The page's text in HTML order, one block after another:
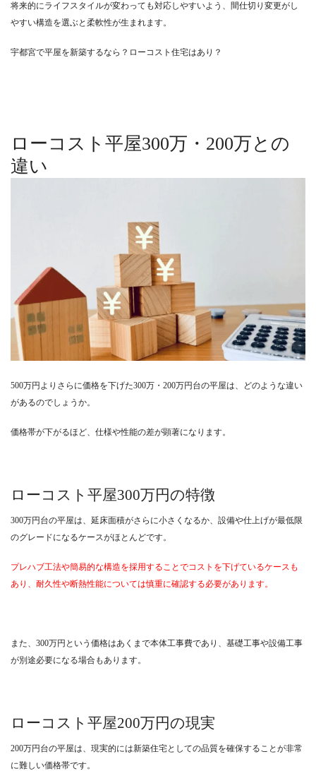
将来的にライフスタイルが変わっても対応しやすいよう、間仕切り変更がし
やすい構造を選ぶと柔軟性が生まれます。
宇都宮で平屋を新築するなら？ローコスト住宅はあり？
ローコスト平屋300万・200万との
違い
500万円よりさらに価格を下げた300万・200万円台の平屋は、どのような違い
があるのでしょうか。
価格帯が下がるほど、仕様や性能の差が顕著になります。
ローコスト平屋300万円の特徴
300万円台の平屋は、延床面積がさらに小さくなるか、設備や仕上げが最低限
のグレードになるケースがほとんどです。
プレハブ工法や簡易的な構造を採用することでコストを下げているケースも
あり、耐久性や断熱性能については慎重に確認する必要があります。
また、300万円という価格はあくまで本体工事費であり、基礎工事や設備工事
が別途必要になる場合もあります。
ローコスト平屋200万円の現実
200万円台の平屋は、現実的には新築住宅としての品質を確保することが非常
に難しい価格帯です。